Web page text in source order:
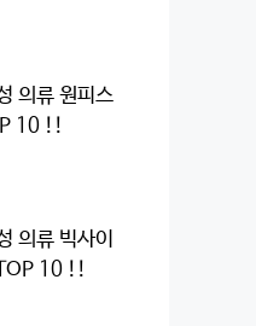
의류 원피스
10 !!
의류 빅사이
10 !!